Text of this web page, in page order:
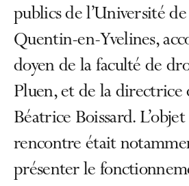
publics de l’Université
Quentin-en-Yvelines,
doyen de la faculté de
Pluen, et de la directrice
Béatrice Boissard.
rencontre était
présenter le